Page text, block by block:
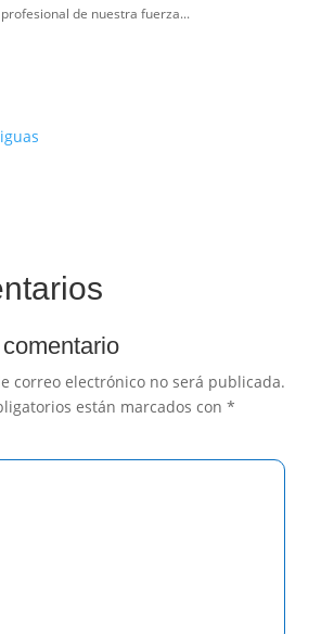
de nuestra fuerza...
correo electrónico no será publicada.
están marcados con *